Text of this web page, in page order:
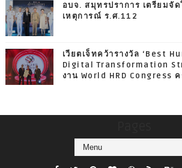
อบจ. สมุทรปราการ เตรียมจั
เหตุการณ์ ร.ศ.112
เวียตเจ็ทคว้ารางวัล ‘Best
Digital Transformation
งาน World HRD Congress